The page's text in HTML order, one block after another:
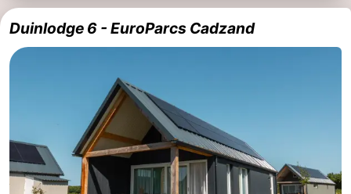
Duinlodge 6 - EuroParcs Cadzand